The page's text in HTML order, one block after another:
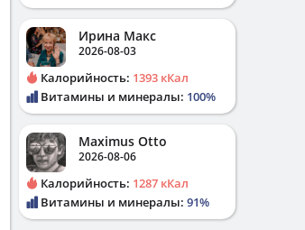
Ирина Макс
2026-08-03
Калорийность: 1393 кКал
Витамины и минералы: 100%
Maximus Otto
2026-08-06
Калорийность: 1287 кКал
Витамины и минералы: 91%